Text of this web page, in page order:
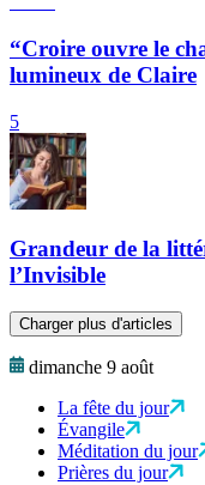
“Croire ouvre le
lumineux de Claire
5
Grandeur de la
l’Invisible
Charger plus d'articles
dimanche 9 août
La fête du jour
Évangile
Méditation du jour
Prières du jour